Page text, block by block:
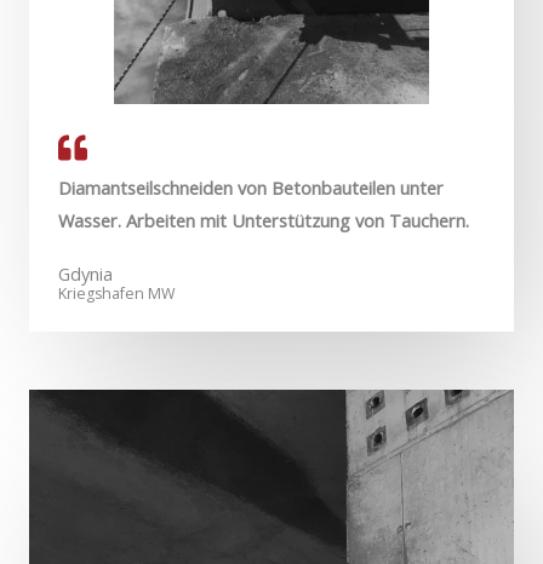
Diamantseilschneiden von Betonbauteilen unter
Wasser. Arbeiten mit Unterstützung von Tauchern.
Gdynia
Kriegshafen MW